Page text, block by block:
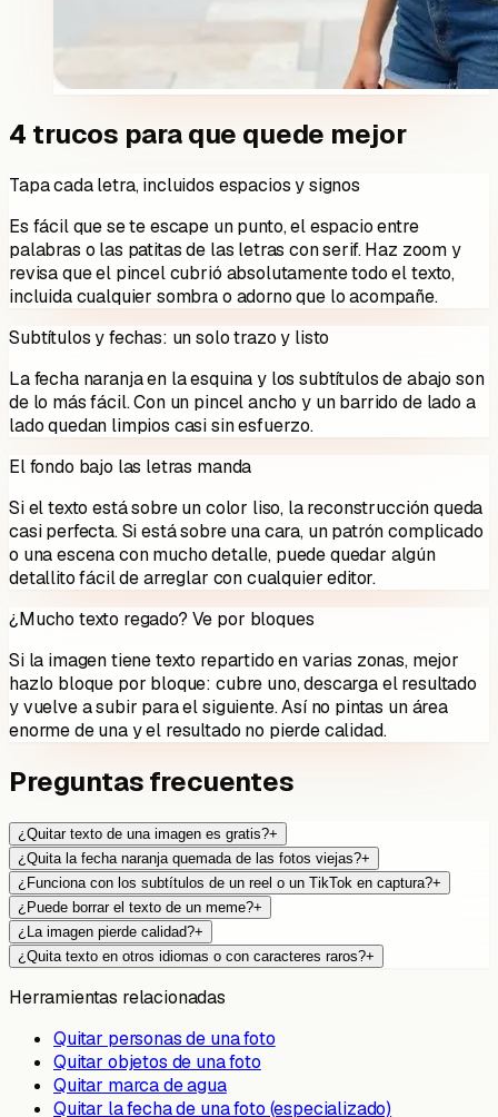
4 trucos para que quede mejor
Tapa cada letra, incluidos espacios y signos
Es fácil que se te escape un punto, el espacio entre
palabras o las patitas de las letras con serif. Haz zoom y
revisa que el pincel cubrió absolutamente todo el texto,
incluida cualquier sombra o adorno que lo acompañe.
Subtítulos y fechas: un solo trazo y listo
La fecha naranja en la esquina y los subtítulos de abajo son
de lo más fácil. Con un pincel ancho y un barrido de lado a
lado quedan limpios casi sin esfuerzo.
El fondo bajo las letras manda
Si el texto está sobre un color liso, la reconstrucción queda
casi perfecta. Si está sobre una cara, un patrón complicado
o una escena con mucho detalle, puede quedar algún
detallito fácil de arreglar con cualquier editor.
¿Mucho texto regado? Ve por bloques
Si la imagen tiene texto repartido en varias zonas, mejor
hazlo bloque por bloque: cubre uno, descarga el resultado
y vuelve a subir para el siguiente. Así no pintas un área
enorme de una y el resultado no pierde calidad.
Preguntas frecuentes
¿Quitar texto de una imagen es gratis?+
¿Quita la fecha naranja quemada de las fotos viejas?+
¿Funciona con los subtítulos de un reel o un TikTok en captura?+
¿Puede borrar el texto de un meme?+
¿La imagen pierde calidad?+
¿Quita texto en otros idiomas o con caracteres raros?+
Herramientas relacionadas
Quitar personas de una foto
Quitar objetos de una foto
Quitar marca de agua
Quitar la fecha de una foto (especializado)